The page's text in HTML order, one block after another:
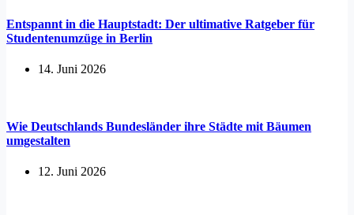
Entspannt in die Hauptstadt: Der ultimative Ratgeber für
Studentenumzüge in Berlin
14. Juni 2026
Wie Deutschlands Bundesländer ihre Städte mit Bäumen
umgestalten
12. Juni 2026